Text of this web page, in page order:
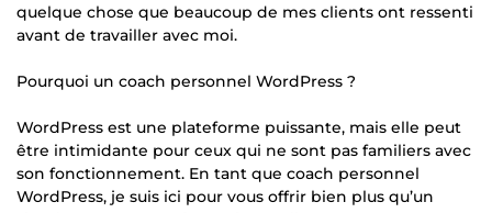
quelque chose que beaucoup de mes clients ont ressenti
avant de travailler avec moi.
Pourquoi un coach personnel WordPress ?
WordPress est une plateforme puissante, mais elle peut
être intimidante pour ceux qui ne sont pas familiers avec
son fonctionnement. En tant que coach personnel
WordPress, je suis ici pour vous offrir bien plus qu’un